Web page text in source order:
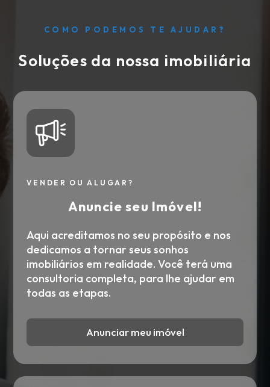
COMO PODEMOS TE AJUDAR?
Soluções da nossa imobiliária
VENDER OU ALUGAR?
Anuncie seu Imóvel!
Aqui acreditamos no seu propósito e nos
dedicamos a tornar seus sonhos
imobiliários em realidade. Você terá uma
consultoria completa, para lhe ajudar em
todas as etapas.
Anunciar meu imóvel